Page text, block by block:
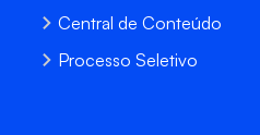
Central de Conteúdo
Processo Seletivo